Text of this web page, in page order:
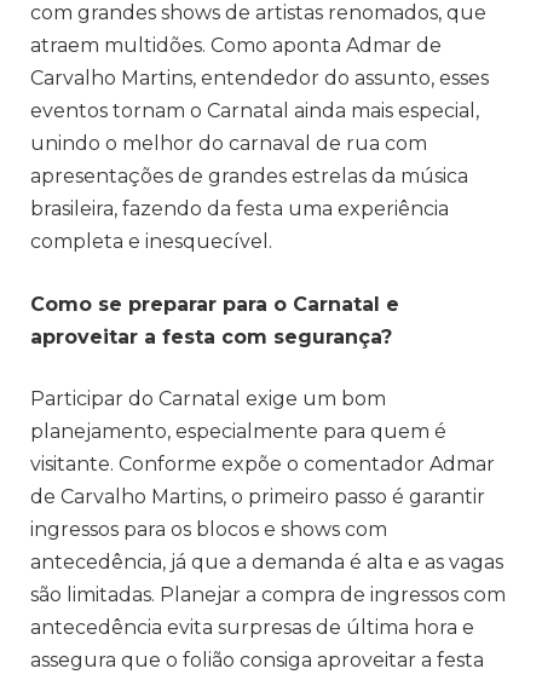
com grandes shows de artistas renomados, que
atraem multidões. Como aponta Admar de
Carvalho Martins, entendedor do assunto, esses
eventos tornam o Carnatal ainda mais especial,
unindo o melhor do carnaval de rua com
apresentações de grandes estrelas da música
brasileira, fazendo da festa uma experiência
completa e inesquecível.
Como se preparar para o Carnatal e
aproveitar a festa com segurança?
Participar do Carnatal exige um bom
planejamento, especialmente para quem é
visitante. Conforme expõe o comentador Admar
de Carvalho Martins, o primeiro passo é garantir
ingressos para os blocos e shows com
antecedência, já que a demanda é alta e as vagas
são limitadas. Planejar a compra de ingressos com
antecedência evita surpresas de última hora e
assegura que o folião consiga aproveitar a festa